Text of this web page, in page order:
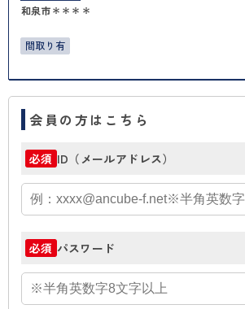
和泉市＊＊＊＊
間取り有
会員の方はこちら
必須 ID（メールアドレス）
必須 パスワード